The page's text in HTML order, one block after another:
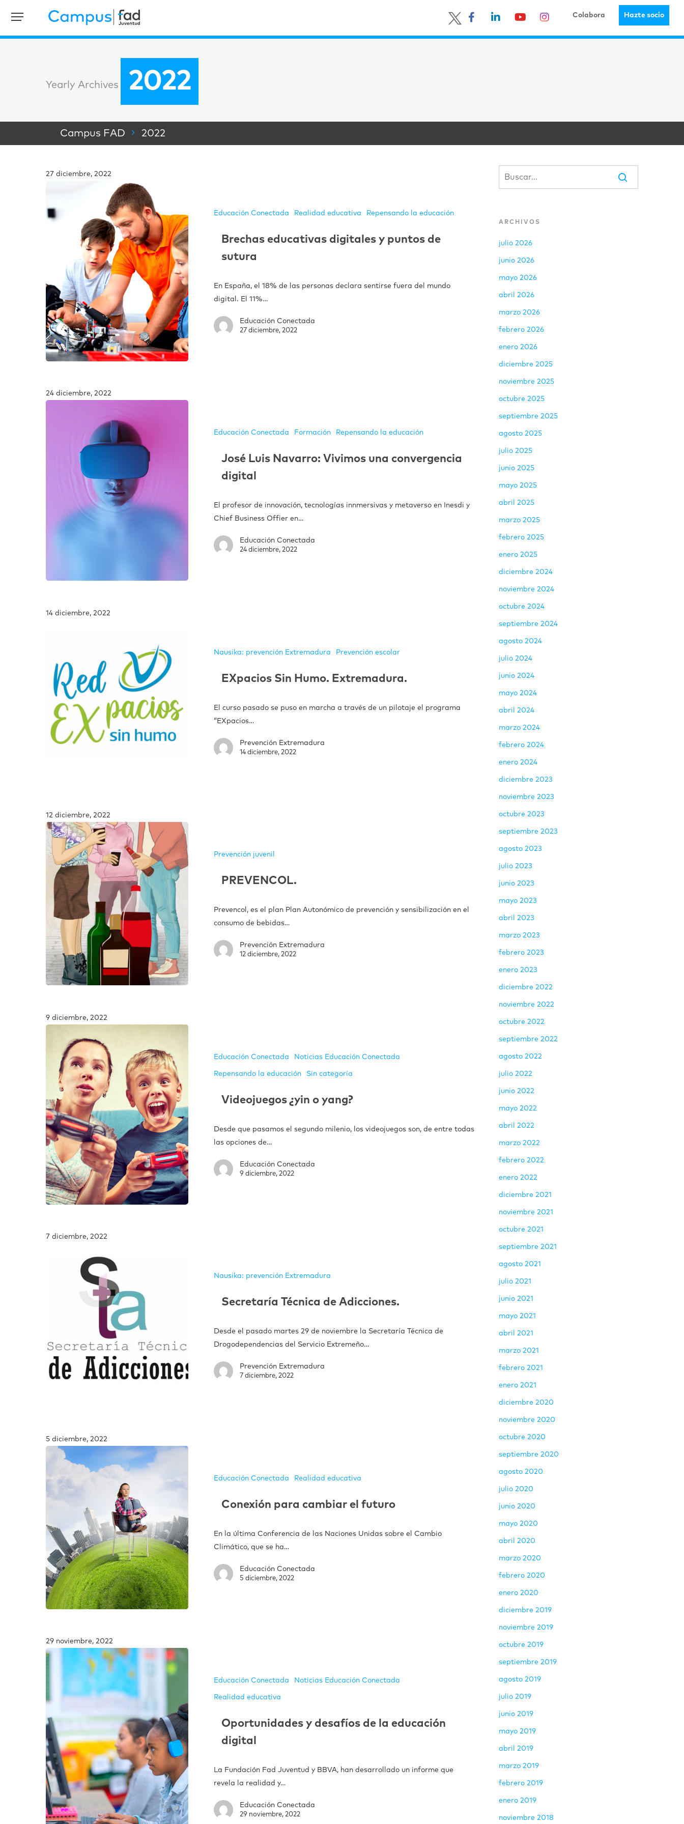
Colabora Hazte socio
Yearly Archives 2022
Campus FAD 2022
27 diciembre, 2022
Educación Conectada Realidad educativa Repensando la educación
Brechas educativas digitales y puntos de
sutura
En España, el 18% de las personas declara sentirse fuera del mundo
digital. El 11%…
Educación Conectada
27 diciembre, 2022
24 diciembre, 2022
Educación Conectada Formación Repensando la educación
José Luis Navarro: Vivimos una convergencia
digital
El profesor de innovación, tecnologías innmersivas y metaverso en Inesdi y
Chief Business Offier en…
Educación Conectada
24 diciembre, 2022
14 diciembre, 2022
Nausika: prevención Extremadura Prevención escolar
EXpacios Sin Humo. Extremadura.
El curso pasado se puso en marcha a través de un pilotaje el programa
“EXpacios…
Prevención Extremadura
14 diciembre, 2022
12 diciembre, 2022
Prevención juvenil
PREVENCOL.
Prevencol, es el plan Plan Autonómico de prevención y sensibilización en el
consumo de bebidas…
Prevención Extremadura
12 diciembre, 2022
9 diciembre, 2022
Educación Conectada Noticias Educación Conectada
Repensando la educación Sin categoría
Videojuegos ¿yin o yang?
Desde que pasamos el segundo milenio, los videojuegos son, de entre todas
las opciones de…
Educación Conectada
9 diciembre, 2022
7 diciembre, 2022
Nausika: prevención Extremadura
Secretaría Técnica de Adicciones.
Desde el pasado martes 29 de noviembre la Secretaría Técnica de
Drogodependencias del Servicio Extremeño…
Prevención Extremadura
7 diciembre, 2022
5 diciembre, 2022
Educación Conectada Realidad educativa
Conexión para cambiar el futuro
En la última Conferencia de las Naciones Unidas sobre el Cambio
Climático, que se ha…
Educación Conectada
5 diciembre, 2022
29 noviembre, 2022
Educación Conectada Noticias Educación Conectada
Realidad educativa
Oportunidades y desafíos de la educación
digital
La Fundación Fad Juventud y BBVA, han desarrollado un informe que
revela la realidad y…
Educación Conectada
29 noviembre, 2022
ARCHIVOS
julio 2026
junio 2026
mayo 2026
abril 2026
marzo 2026
febrero 2026
enero 2026
diciembre 2025
noviembre 2025
octubre 2025
septiembre 2025
agosto 2025
julio 2025
junio 2025
mayo 2025
abril 2025
marzo 2025
febrero 2025
enero 2025
diciembre 2024
noviembre 2024
octubre 2024
septiembre 2024
agosto 2024
julio 2024
junio 2024
mayo 2024
abril 2024
marzo 2024
febrero 2024
enero 2024
diciembre 2023
noviembre 2023
octubre 2023
septiembre 2023
agosto 2023
julio 2023
junio 2023
mayo 2023
abril 2023
marzo 2023
febrero 2023
enero 2023
diciembre 2022
noviembre 2022
octubre 2022
septiembre 2022
agosto 2022
julio 2022
junio 2022
mayo 2022
abril 2022
marzo 2022
febrero 2022
enero 2022
diciembre 2021
noviembre 2021
octubre 2021
septiembre 2021
agosto 2021
julio 2021
junio 2021
mayo 2021
abril 2021
marzo 2021
febrero 2021
enero 2021
diciembre 2020
noviembre 2020
octubre 2020
septiembre 2020
agosto 2020
julio 2020
junio 2020
mayo 2020
abril 2020
marzo 2020
febrero 2020
enero 2020
diciembre 2019
noviembre 2019
octubre 2019
septiembre 2019
agosto 2019
julio 2019
junio 2019
mayo 2019
abril 2019
marzo 2019
febrero 2019
enero 2019
noviembre 2018